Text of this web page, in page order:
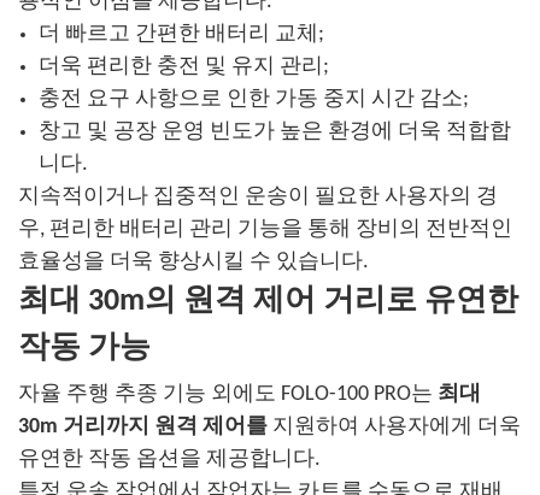
더 빠르고 간편한 배터리 교체;
더욱 편리한 충전 및 유지 관리;
충전 요구 사항으로 인한 가동 중지 시간 감소;
창고 및 공장 운영 빈도가 높은 환경에 더욱 적합합
니다.
지속적이거나 집중적인 운송이 필요한 사용자의 경
우, 편리한 배터리 관리 기능을 통해 장비의 전반적인
효율성을 더욱 향상시킬 수 있습니다.
최대 30m의 원격 제어 거리로 유연한
작동 가능
자율 주행 추종 기능 외에도 FOLO-100 PRO는 최대
30m 거리까지 원격 제어를 지원하여 사용자에게 더욱
유연한 작동 옵션을 제공합니다.